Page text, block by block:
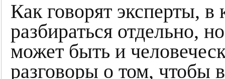
Как говорят эксперты,
разбираться отдельно,
может быть и
разговоры о том, чтобы